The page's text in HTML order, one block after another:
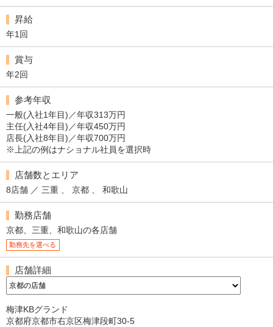
昇給
年1回
賞与
年2回
参考年収
一般(入社1年目)／年収313万円
主任(入社4年目)／年収450万円
店長(入社8年目)／年収700万円
※上記の例はナショナル社員を選択時
店舗数とエリア
8店舗 ／ 三重 、 京都 、 和歌山
勤務店舗
京都、三重、和歌山の各店舗
勤務先を選べる
店舗詳細
梅津KBグランド
京都府京都市右京区梅津段町30-5